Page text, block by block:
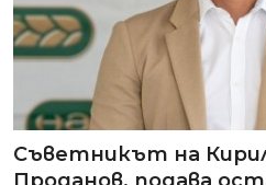
Съветникът на